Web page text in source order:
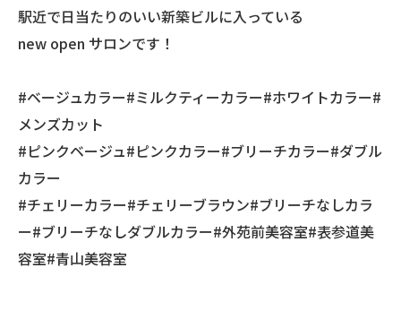
駅近で日当たりのいい新築ビルに入っている
new open サロンです！
#ベージュカラー#ミルクティーカラー#ホワイトカラー#
メンズカット
#ピンクベージュ#ピンクカラー#ブリーチカラー#ダブル
カラー
#チェリーカラー#チェリーブラウン#ブリーチなしカラ
ー#ブリーチなしダブルカラー#外苑前美容室#表参道美
容室#青山美容室